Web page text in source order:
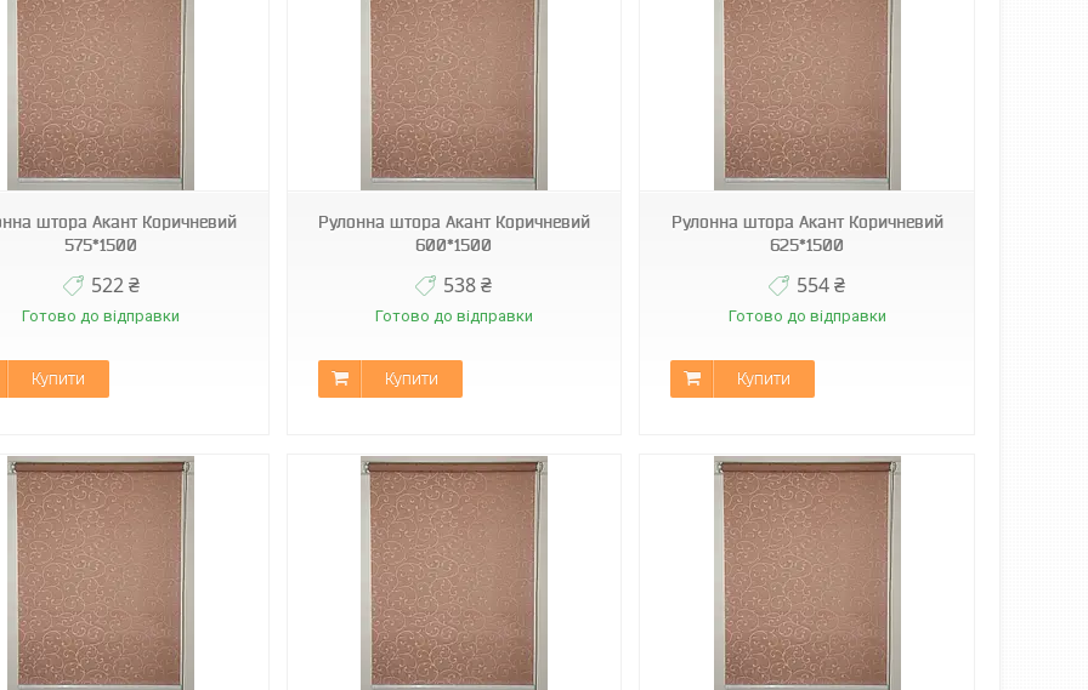
штора Акант Коричневий
575*1500
522 ₴
Готово до відправки
Купити
1827
Рулонна штора Акант Коричневий
600*1500
538 ₴
Готово до відправки
Купити
Д-1827
Рулонна штора Акант Коричневий
625*1500
554 ₴
Готово до відправки
Купити
1827 Д-1827